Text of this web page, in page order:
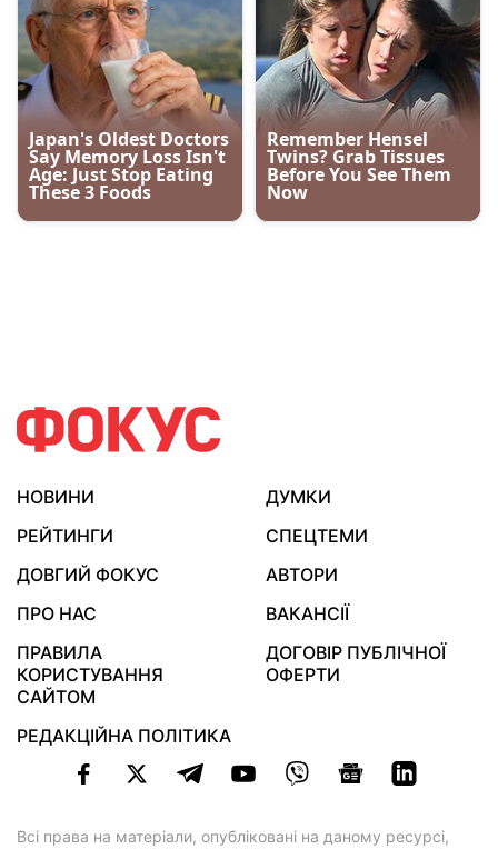
НОВИНИ
ДУМКИ
РЕЙТИНГИ
СПЕЦТЕМИ
ДОВГИЙ ФОКУС
АВТОРИ
ПРО НАС
ВАКАНСІЇ
ПРАВИЛА
КОРИСТУВАННЯ
САЙТОМ
ДОГОВІР ПУБЛІЧНОЇ
ОФЕРТИ
РЕДАКЦІЙНА ПОЛІТИКА
Всі права на матеріали, опубліковані на даному ресурсі,